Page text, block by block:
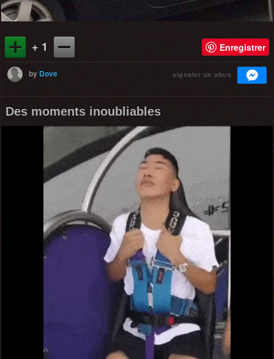
+ 1 Enregistrer
by Dove signaler un abus
Des moments inoubliables